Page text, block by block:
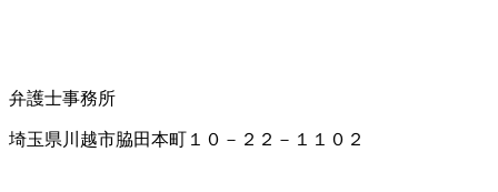
弁護士事務所
埼玉県川越市脇田本町１０－２２－１１０２